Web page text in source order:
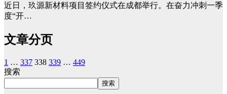
近日，玖源新材料项目签约仪式在成都举行。在奋力冲刺一季
度“开…
文章分页
1 … 337 338 339 … 449
搜索
搜索